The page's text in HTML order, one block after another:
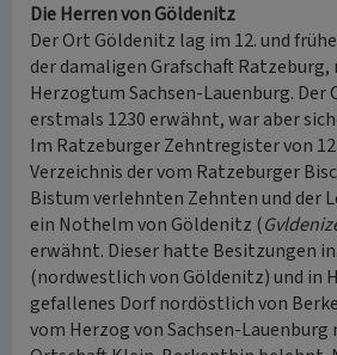
Die Herren von Göldenitz
Der Ort Göldenitz lag im 12. und
der damaligen Grafschaft Ratzeburg,
Herzogtum Sachsen-Lauenburg. Der
erstmals 1230 erwähnt, war aber
Im Ratzeburger Zehntregister von
Verzeichnis der vom Ratzeburger
Bistum verlehnten Zehnten und der
ein Nothelm von Göldenitz (
erwähnt. Dieser hatte Besitzungen in
(nordwestlich von Göldenitz) und in
gefallenes Dorf nordöstlich von
vom Herzog von Sachsen-